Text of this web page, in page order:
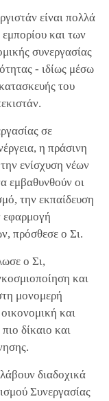
είναι πολλά
και των
συνεργασίας
- ιδίως μέσω
του
σε
η πράσινη
ενίσχυση νέων
εμβαθυνθούν οι
την εκπαίδευση
εφαρμογή
πρόσθεσε ο Σι.
ο Σι,
και
μονομερή
και
δίκαιο και
διαδοχικά
Συνεργασίας